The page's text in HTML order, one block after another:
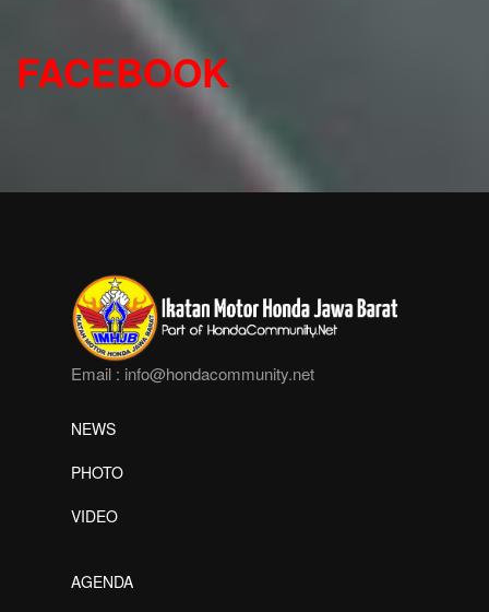
FACEBOOK
Email : info@hondacommunity.net
NEWS
PHOTO
VIDEO
AGENDA